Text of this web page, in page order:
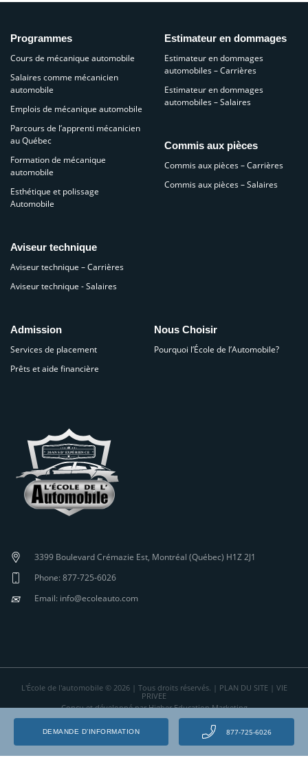
DEMANDE D’INFORMATION 877-725-6026
3399 Boulevard Crémazie Est, Montréal (Québec) H1Z 2J1
Phone: 877-725-6026
✉ Email: info@ecoleauto.com
Programmes
Cours de mécanique automobile
Salaires comme mécanicien
automobile
Emplois de mécanique automobile
Parcours de l’apprenti mécanicien
au Québec
Formation de mécanique
automobile
Esthétique et polissage
Automobile
Aviseur technique
Aviseur technique – Carrières
Aviseur technique - Salaires
Estimateur en dommages
Estimateur en dommages
automobiles – Carrières
Estimateur en dommages
automobiles – Salaires
Commis aux pièces
Commis aux pièces – Carrières
Commis aux pièces – Salaires
Admission
Services de placement
Prêts et aide financière
Nous Choisir
Pourquoi l’École de l’Automobile?
L'École de l'automobile © 2026 | Tous droits réservés. | PLAN DU SITE| VIE
PRIVEE
Conçu et développé par Higher Education Marketing